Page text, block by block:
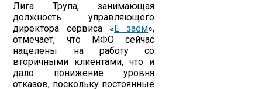
Лига Трупа, занимающая
должность управляющего
директора сервиса «Е заем»,
отмечает, что МФО сейчас
нацелены на работу со
вторичными клиентами, что и
дало понижение уровня
отказов, поскольку постоянные